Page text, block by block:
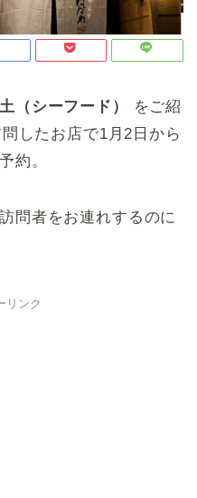
（シーフード）
をご紹
したお店で1月2日から
約。
問者をお連れするのに
リンク